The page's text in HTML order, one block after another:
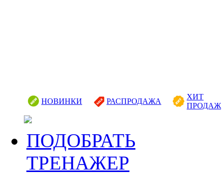
НОВИНКИ РАСПРОДАЖА
ХИТ
ПРОДАЖ
ПОДОБРАТЬ
ТРЕНАЖЕР